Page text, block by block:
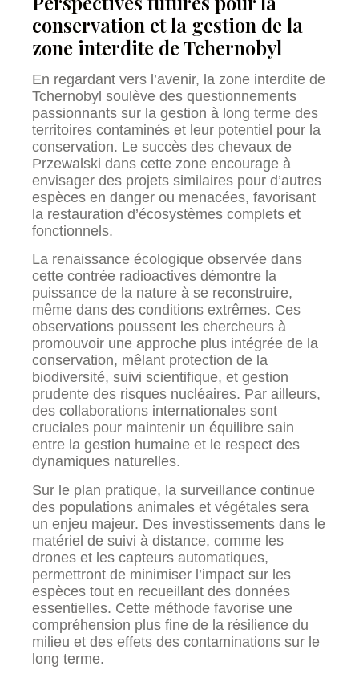
conservation et la gestion de la
zone interdite de Tchernobyl
En regardant vers l’avenir, la zone interdite de
Tchernobyl soulève des questionnements
passionnants sur la gestion à long terme des
territoires contaminés et leur potentiel pour la
conservation. Le succès des chevaux de
Przewalski dans cette zone encourage à
envisager des projets similaires pour d’autres
espèces en danger ou menacées, favorisant
la restauration d’écosystèmes complets et
fonctionnels.
La renaissance écologique observée dans
cette contrée radioactives démontre la
puissance de la nature à se reconstruire,
même dans des conditions extrêmes. Ces
observations poussent les chercheurs à
promouvoir une approche plus intégrée de la
conservation, mêlant protection de la
biodiversité, suivi scientifique, et gestion
prudente des risques nucléaires. Par ailleurs,
des collaborations internationales sont
cruciales pour maintenir un équilibre sain
entre la gestion humaine et le respect des
dynamiques naturelles.
Sur le plan pratique, la surveillance continue
des populations animales et végétales sera
un enjeu majeur. Des investissements dans le
matériel de suivi à distance, comme les
drones et les capteurs automatiques,
permettront de minimiser l’impact sur les
espèces tout en recueillant des données
essentielles. Cette méthode favorise une
compréhension plus fine de la résilience du
milieu et des effets des contaminations sur le
long terme.